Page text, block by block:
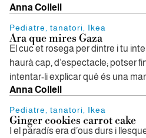
Anna Collell
Pediatre, tanatori, Ikea
Ara que mires Gaza
El cuc et rosega per dintre i tu
haurà cap, d’espectacle; potser
intentar-li explicar què és una
Anna Collell
Pediatre, tanatori, Ikea
Ginger cookies carrot cake
I el paradís era d’ous durs i